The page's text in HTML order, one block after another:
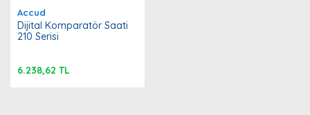
Accud
Dijital Komparatör Saati
210 Serisi
6.238,62 TL